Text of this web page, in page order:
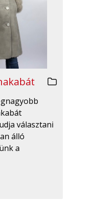
választani
álló
a